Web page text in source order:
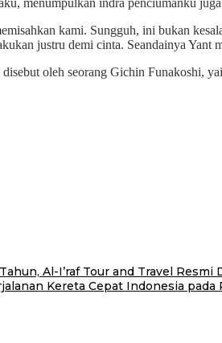
kami. Sungguh, ini bukan
justru demi cinta. Seandainya Yant
oleh seorang Gichin Funakoshi,
Al-I’raf Tour and Travel Resmi
Kereta Cepat Indonesia pada